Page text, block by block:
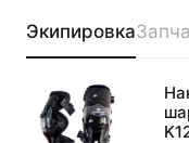
Экипировка